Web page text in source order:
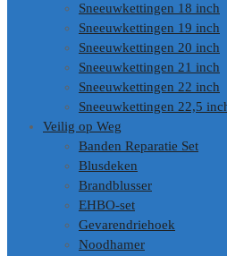
Sneeuwkettingen 18 inch
Sneeuwkettingen 19 inch
Sneeuwkettingen 20 inch
Sneeuwkettingen 21 inch
Sneeuwkettingen 22 inch
Sneeuwkettingen 22,5
Veilig op Weg
Banden Reparatie Set
Blusdeken
Brandblusser
EHBO-set
Gevarendriehoek
Noodhamer